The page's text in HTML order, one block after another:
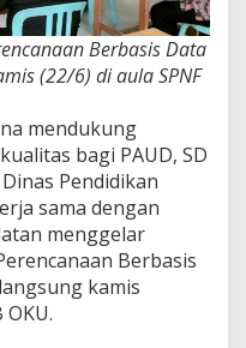
Berbasis Data
(22/6) di aula SPNF
mendukung
bagi PAUD, SD
Pendidikan
sama dengan
menggelar
Berbasis
kamis
OKU.